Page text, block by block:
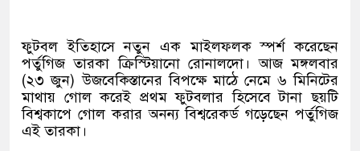
ফুটবল ইতিহাসে নতুন এক মাইলফলক স্পর্শ করেছেন
পর্তুগিজ তারকা ক্রিস্টিয়ানো রোনালদো। আজ মঙ্গলবার
(২৩ জুন) উজবেকিস্তানের বিপক্ষে মাঠে নেমে ৬ মিনিটের
মাথায় গোল করেই প্রথম ফুটবলার হিসেবে টানা ছয়টি
বিশ্বকাপে গোল করার অনন্য বিশ্বরেকর্ড গড়েছেন পর্তুগিজ
এই তারকা।